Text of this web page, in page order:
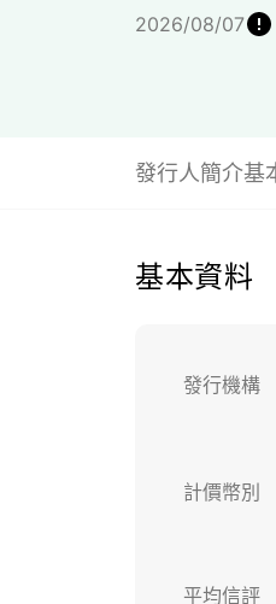
2026/08/07
發行人簡介基
基本資料
發行機構
計價幣別
平均信評